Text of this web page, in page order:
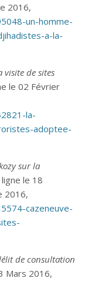
2016,
un-homme-
a-la-
de sites
le 02 Février
la-
adoptee-
sur la
le 18
2016,
cazeneuve-
de consultation
Mars 2016,